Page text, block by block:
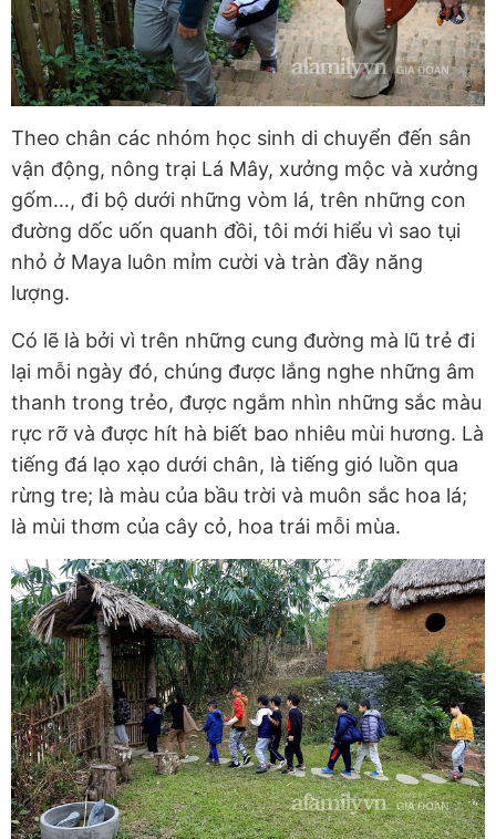
Theo chân các nhóm học sinh di chuyển đến sân
vận động, nông trại Lá Mây, xưởng mộc và xưởng
gốm…, đi bộ dưới những vòm lá, trên những con
đường dốc uốn quanh đồi, tôi mới hiểu vì sao tụi
nhỏ ở Maya luôn mỉm cười và tràn đầy năng
lượng.
Có lẽ là bởi vì trên những cung đường mà lũ trẻ đi
lại mỗi ngày đó, chúng được lắng nghe những âm
thanh trong trẻo, được ngắm nhìn những sắc màu
rực rỡ và được hít hà biết bao nhiêu mùi hương. Là
tiếng đá lạo xạo dưới chân, là tiếng gió luồn qua
rừng tre; là màu của bầu trời và muôn sắc hoa lá;
là mùi thơm của cây cỏ, hoa trái mỗi mùa.